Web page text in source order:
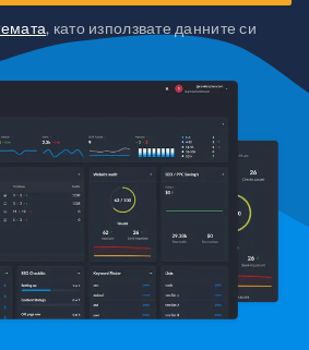
, като използвате данните си